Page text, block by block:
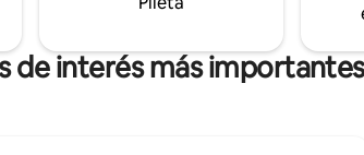
de interés más